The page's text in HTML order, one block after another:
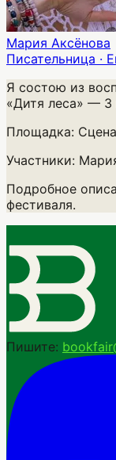
Мария Аксёнова
Писательница ·
Я состою из
«Дитя леса» — 3
Площадка:
Участники:
Подробное
фестиваля.
Пишите: